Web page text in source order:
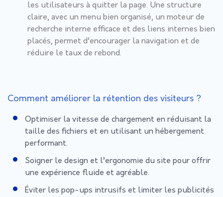
les utilisateurs à quitter la page. Une structure
claire, avec un menu bien organisé, un moteur de
recherche interne efficace et des liens internes bien
placés, permet d’encourager la navigation et de
réduire le taux de rebond.
Comment améliorer la rétention des visiteurs ?
Optimiser la vitesse de chargement en réduisant la
taille des fichiers et en utilisant un hébergement
performant.
Soigner le design et l’ergonomie du site pour offrir
une expérience fluide et agréable.
Éviter les pop-ups intrusifs et limiter les publicités